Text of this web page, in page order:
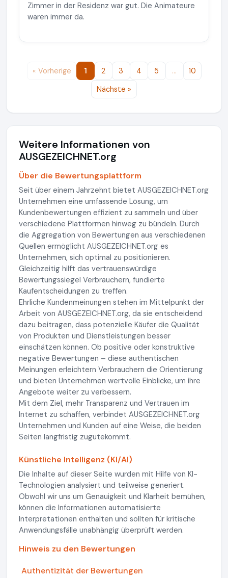
Zimmer in der Residenz war gut. Die Animateure
waren immer da.
« Vorherige 1 2 3 4 5 …
10
Nächste »
Weitere Informationen von
AUSGEZEICHNET.org
Über die Bewertungsplattform
Seit über einem Jahrzehnt bietet AUSGEZEICHNET.org
Unternehmen eine umfassende Lösung, um
Kundenbewertungen effizient zu sammeln und über
verschiedene Plattformen hinweg zu bündeln. Durch
die Aggregation von Bewertungen aus verschiedenen
Quellen ermöglicht AUSGEZEICHNET.org es
Unternehmen, sich optimal zu positionieren.
Gleichzeitig hilft das vertrauenswürdige
Bewertungssiegel Verbrauchern, fundierte
Kaufentscheidungen zu treffen.
Ehrliche Kundenmeinungen stehen im Mittelpunkt der
Arbeit von AUSGEZEICHNET.org, da sie entscheidend
dazu beitragen, dass potenzielle Käufer die Qualität
von Produkten und Dienstleistungen besser
einschätzen können. Ob positive oder konstruktive
negative Bewertungen – diese authentischen
Meinungen erleichtern Verbrauchern die Orientierung
und bieten Unternehmen wertvolle Einblicke, um ihre
Angebote weiter zu verbessern.
Mit dem Ziel, mehr Transparenz und Vertrauen im
Internet zu schaffen, verbindet AUSGEZEICHNET.org
Unternehmen und Kunden auf eine Weise, die beiden
Seiten langfristig zugutekommt.
Künstliche Intelligenz (KI/AI)
Die Inhalte auf dieser Seite wurden mit Hilfe von KI-
Technologien analysiert und teilweise generiert.
Obwohl wir uns um Genauigkeit und Klarheit bemühen,
können die Informationen automatisierte
Interpretationen enthalten und sollten für kritische
Anwendungsfälle unabhängig überprüft werden.
Hinweis zu den Bewertungen
Authentizität der Bewertungen